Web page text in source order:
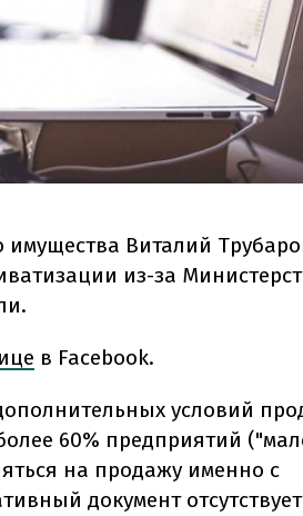
имущества Виталий
из-за
в Facebook.
условий
60% предприятий
на продажу именно с
документ